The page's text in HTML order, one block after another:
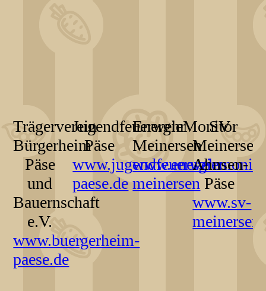
Trägerverein
Bürgerheim
Päse
und
Bauernschaft
e.V.
www.buergerheim-
paese.de
Jugendfeuerwehr
Päse
www.jugendfeuerwehr-
paese.de
EnergieMonitor
Meinersen
meinersen
SV
Ahnsen-
Päse
www.sv-